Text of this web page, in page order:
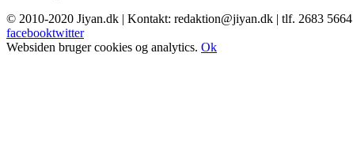
© 2010-2020 Jiyan.dk | Kontakt: redaktion@jiyan.dk | tlf. 2683 5664
facebooktwitter
Websiden bruger cookies og analytics. Ok